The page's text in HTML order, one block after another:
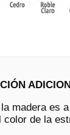
madera es
color de la